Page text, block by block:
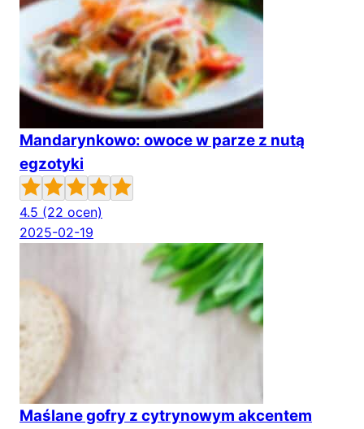
Mandarynkowo: owoce w parze z nutą
egzotyki
4.5 (22 ocen)
2025-02-19
Maślane gofry z cytrynowym akcentem